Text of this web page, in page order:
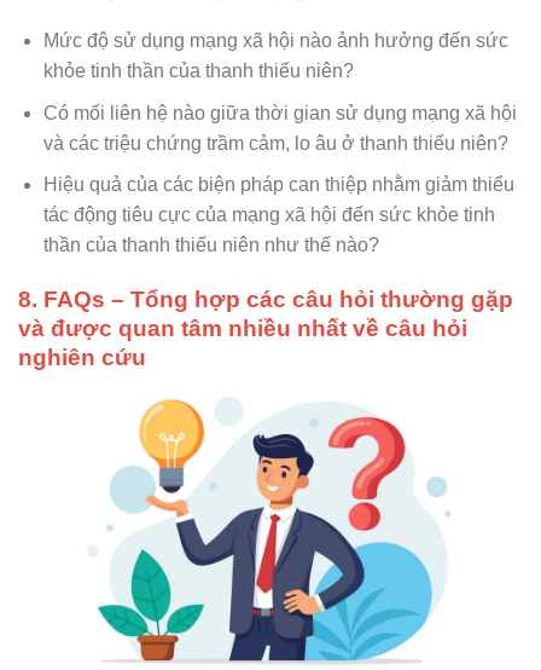
Mức độ sử dụng mạng xã hội nào ảnh hưởng đến sức
khỏe tinh thần của thanh thiếu niên?
Có mối liên hệ nào giữa thời gian sử dụng mạng xã hội
và các triệu chứng trầm cảm, lo âu ở thanh thiếu niên?
Hiệu quả của các biện pháp can thiệp nhằm giảm thiểu
tác động tiêu cực của mạng xã hội đến sức khỏe tinh
thần của thanh thiếu niên như thế nào?
8. FAQs – Tổng hợp các câu hỏi thường gặp
và được quan tâm nhiều nhất về câu hỏi
nghiên cứu